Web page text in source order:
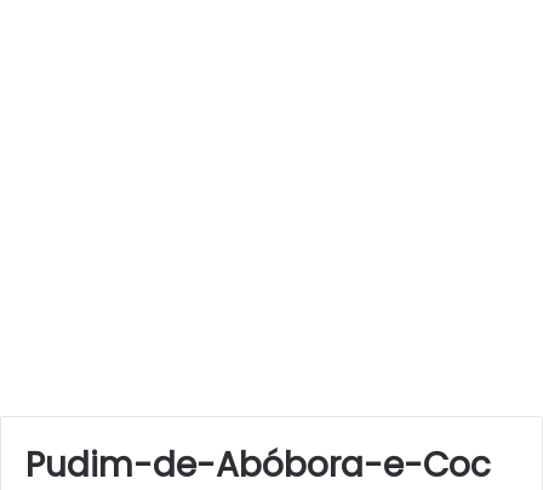
Pudim-de-Abóbora-e-Coc